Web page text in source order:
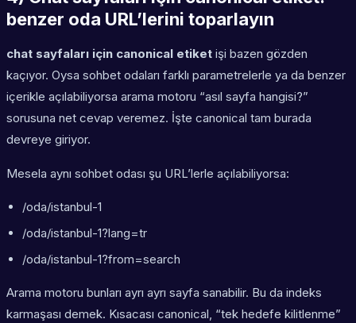
benzer oda URL’lerini toparlayın
chat sayfaları için canonical etiket işi bazen gözden
kaçıyor. Oysa sohbet odaları farklı parametrelerle ya da benzer
içerikle açılabiliyorsa arama motoru “asıl sayfa hangisi?”
sorusuna net cevap veremez. İşte canonical tam burada
devreye giriyor.
Mesela aynı sohbet odası şu URL’lerle açılabiliyorsa:
/oda/istanbul-1
/oda/istanbul-1?lang=tr
/oda/istanbul-1?from=search
Arama motoru bunları ayrı ayrı sayfa sanabilir. Bu da indeks
karmaşası demek. Kısacası canonical, “tek hedefe kilitlenme”